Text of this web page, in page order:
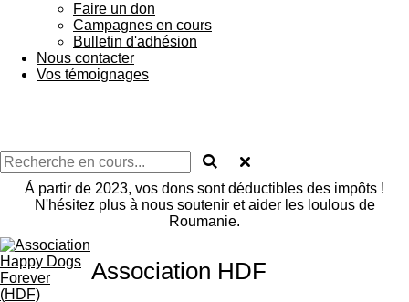
Faire un don
Campagnes en cours
Bulletin d'adhésion
Nous contacter
Vos témoignages
Á partir de 2023, vos dons sont déductibles des impôts !
N'hésitez plus à nous soutenir et aider les loulous de
Roumanie.
Association HDF